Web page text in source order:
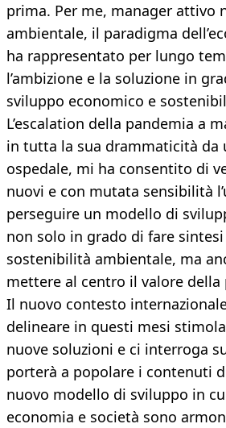
prima. Per me, manager attivo
ambientale, il paradigma
ha rappresentato per lungo
l’ambizione e la soluzione in
sviluppo economico e
L’escalation della pandemia a
in tutta la sua drammaticità da
ospedale, mi ha consentito di
nuovi e con mutata sensibilità
perseguire un modello di
non solo in grado di fare
sostenibilità ambientale, ma
mettere al centro il valore della
Il nuovo contesto
delineare in questi mesi
nuove soluzioni e ci interroga
porterà a popolare i contenuti
nuovo modello di sviluppo in
economia e società sono